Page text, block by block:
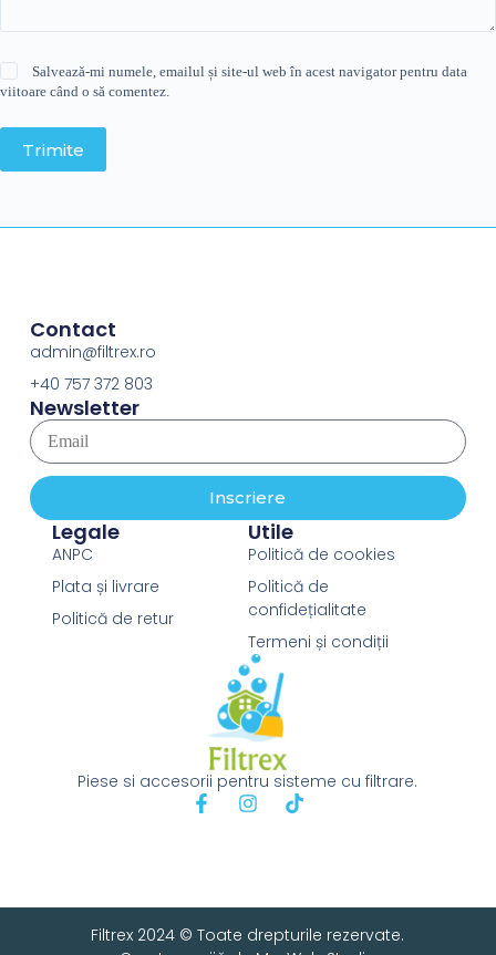
Salvează-mi numele, emailul și site-ul web în acest navigator pentru data
viitoare când o să comentez.
Trimite
Piese si accesorii pentru sisteme cu filtrare.
Utile
Politică de cookies
Politică de
confidețialitate
Termeni și condiții
Legale
ANPC
Plata și livrare
Politică de retur
Contact
admin@filtrex.ro
+40 757 372 803
Newsletter
Inscriere
Filtrex 2024 © Toate drepturile rezervate.